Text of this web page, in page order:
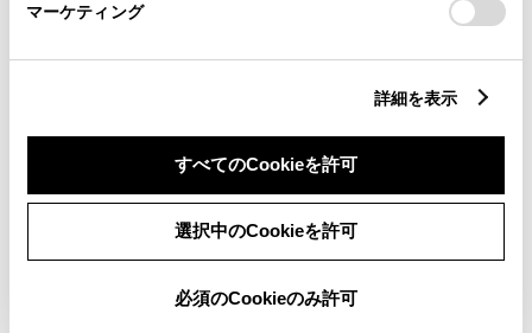
マーケティング
詳細を表示
すべてのCookieを許可
選択中のCookieを許可
必須のCookieのみ許可
装備・オプション
車の種類、仕様により数値が複数ある場合とサスペンション形式などにより、ホイ
ールベースが左右で数値が異なる場合がございます。